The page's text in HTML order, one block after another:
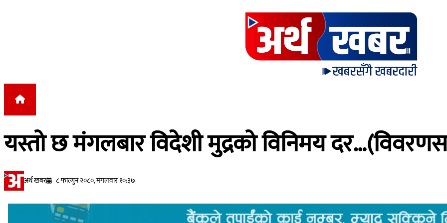
यस्तो छ मंगलबार विदेशी मुद्रको विनिमय
अर्थ खबर ८ फाल्गुन २०८०, मंगलवार १०:३७